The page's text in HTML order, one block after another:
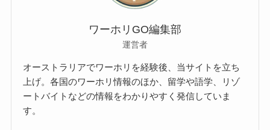
ワーホリGO編集部
運営者
オーストラリアでワーホリを経験後、当サイトを立ち
上げ。各国のワーホリ情報のほか、留学や語学、リゾ
ートバイトなどの情報をわかりやすく発信していま
す。